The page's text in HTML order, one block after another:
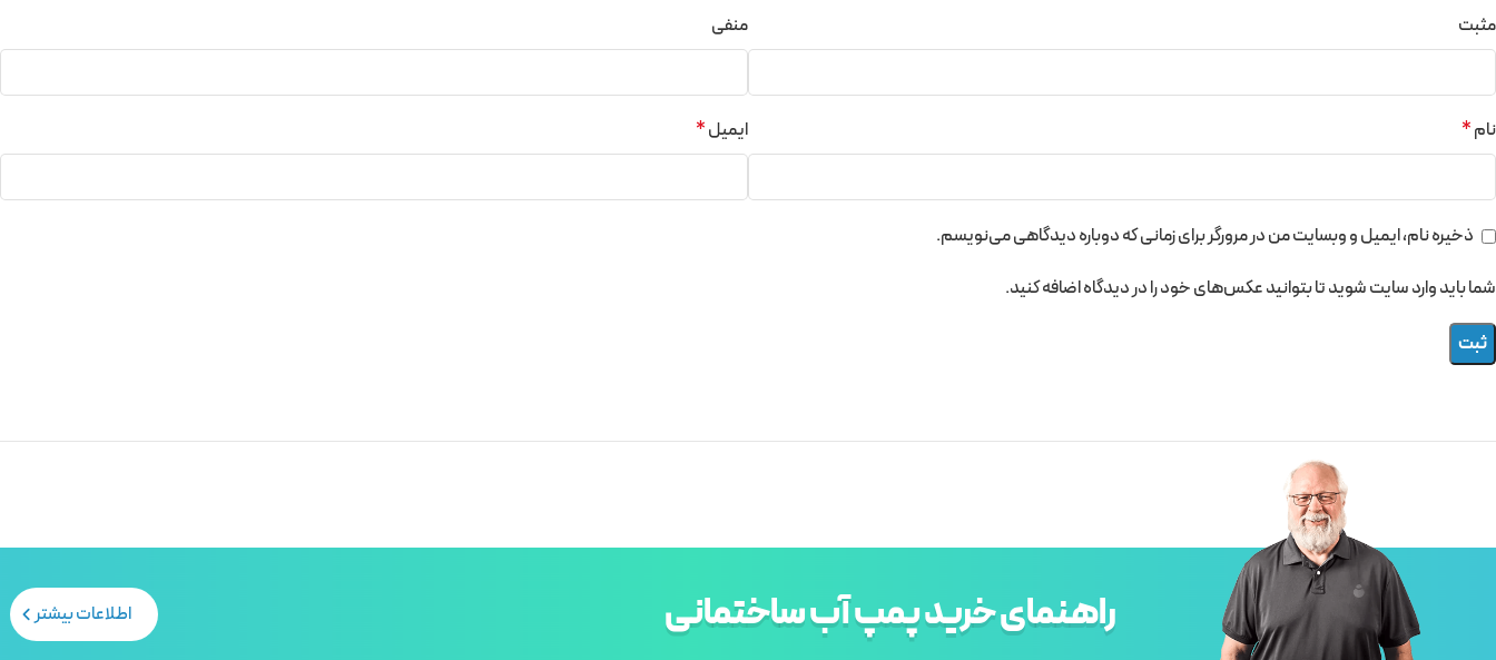
مثبت منفی
نام* ایمیل*
ذخیره نام، ایمیل و وبسایت من در مرورگر برای زمانی که دوباره دیدگاهی می‌نویسم.
شما باید وارد سایت شوید تا بتوانید عکس‌های خود را در دیدگاه اضافه کنید.
راهنمای خرید پمپ آب ساختمانی اطلاعات بیشتر